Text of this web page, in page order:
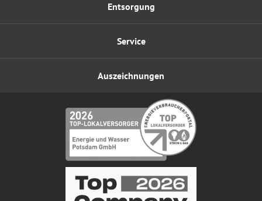
Entsorgung
Service
Auszeichnungen